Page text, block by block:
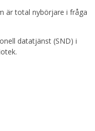
är total nybörjare i fråga
datatjänst (SND) i